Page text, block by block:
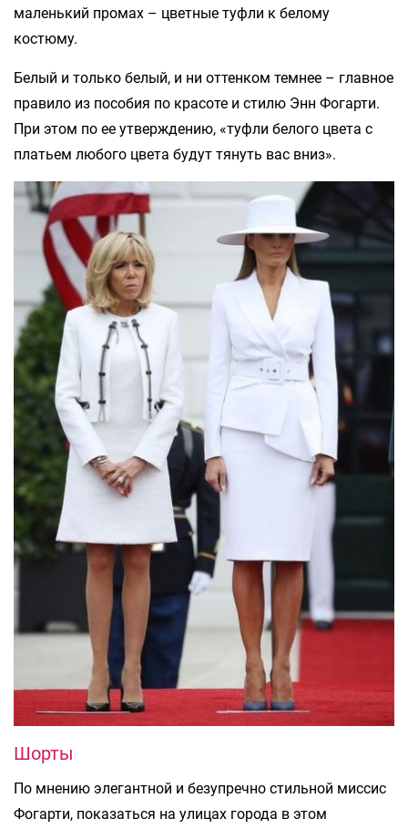
маленький промах – цветные туфли к белому
костюму.
Белый и только белый, и ни оттенком темнее – главное
правило из пособия по красоте и стилю Энн Фогарти.
При этом по ее утверждению, «туфли белого цвета с
платьем любого цвета будут тянуть вас вниз».
Шорты
По мнению элегантной и безупречно стильной миссис
Фогарти, показаться на улицах города в этом